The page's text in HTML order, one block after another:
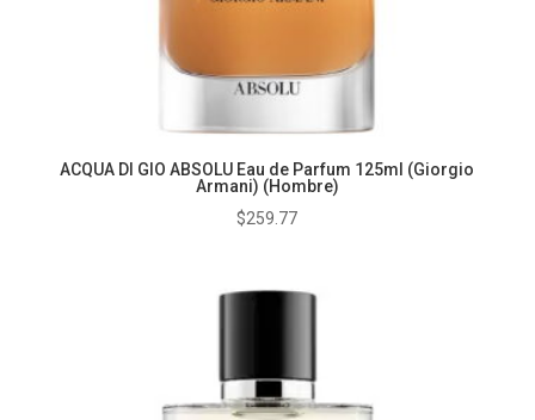
ACQUA DI GIO ABSOLU Eau de Parfum 125ml (Giorgio
Armani) (Hombre)
$259.77